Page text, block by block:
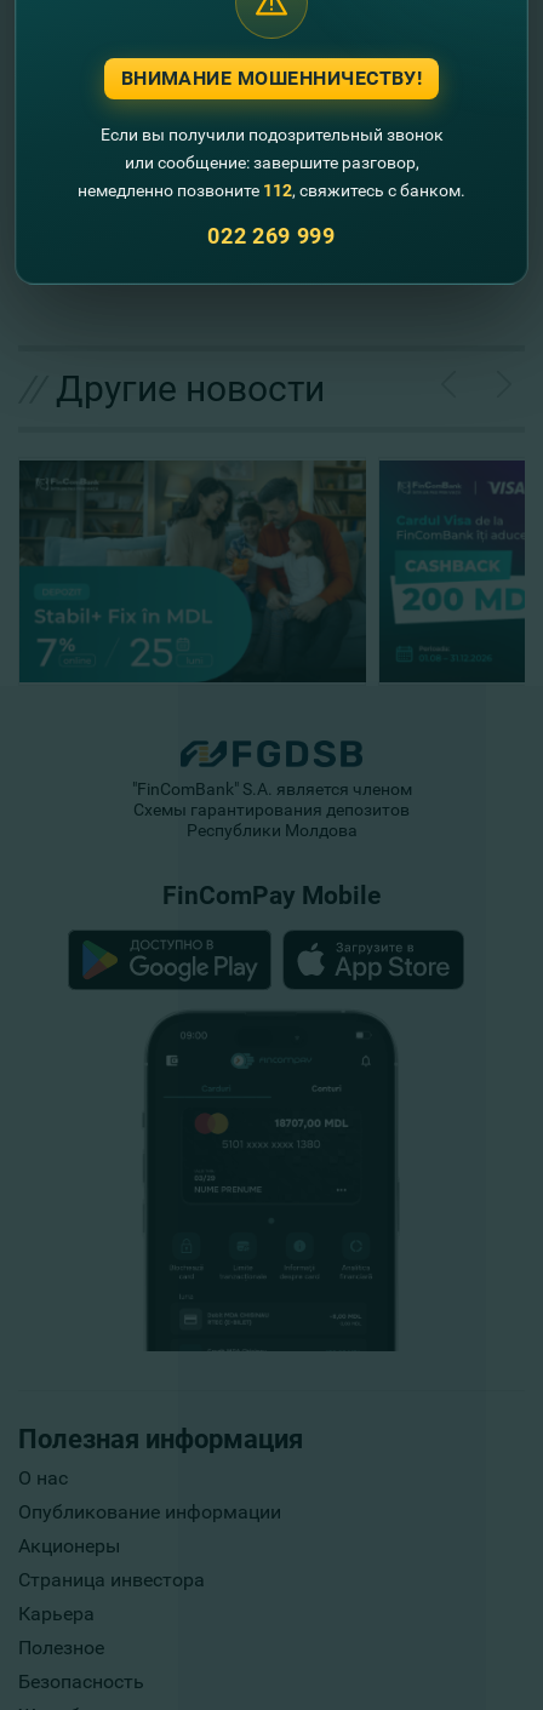
открыть карту онлайн;
осуществлять P2P-переводы между
национальными и зарубежными банковскими
картами;
получать прямо на карту денежные переводы,
отправленные через Western Union, Ria,
Золотая Корона, Контакт и Юнистрим;
оплачивать коммунальные услуги онлайн и
Запросите кредит онлайнвсего в несколько
Другие новости
Полезная информация
О нас
Опубликование информации
Акционеры
Страница инвестора
Карьера
Полезное
Безопасность
"FinComBank" S.A. является членом
Схемы гарантирования депозитов
Республики Молдова
FinComPay Mobile
ВНИМАНИЕ МОШЕННИЧЕСТВУ!
Если вы получили подозрительный звонок
или сообщение: завершите разговор,
немедленно позвоните 112, свяжитесь с банком.
022 269 999